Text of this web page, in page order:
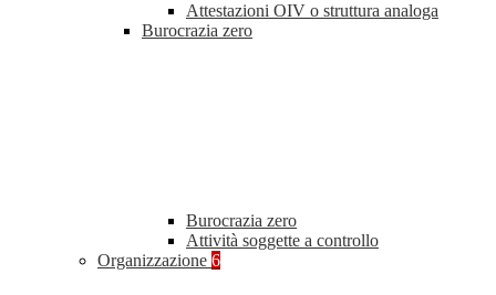
Attestazioni OIV o struttura analoga
Burocrazia zero
Burocrazia zero
Attività soggette a controllo
Organizzazione 6